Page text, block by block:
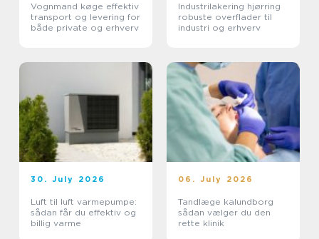
Vognmand køge effektiv
transport og levering for
både private og erhverv
Industrilakering hjørring
robuste overflader til
industri og erhverv
30. July 2026
Luft til luft varmepumpe:
sådan får du effektiv og
billig varme
06. July 2026
Tandlæge kalundborg
sådan vælger du den
rette klinik